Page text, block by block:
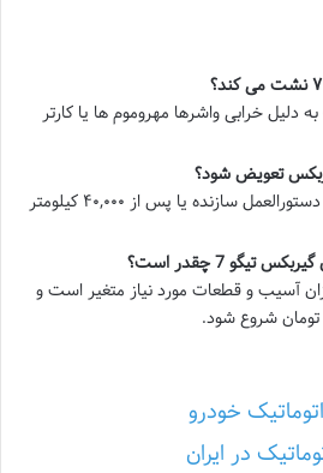
۷نشت می کند؟
خرابی واشرها مهروموم ها یا کارتر
تعویض شود؟
تعویض روغن باید طبق دستورالعمل سازنده یا پس از ۴۰,۰۰۰ کیلومتر
7 چقدر است؟
آسیب و قطعات مورد نیاز متغیر است و
تومان شروع شود.
خودرو
در ایران